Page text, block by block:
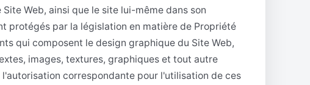
Web, ainsi que le site lui-même dans son
par la législation en matière de Propriété
qui composent le design graphique du Site Web,
images, textures, graphiques et tout autre
correspondante pour l'utilisation de ces